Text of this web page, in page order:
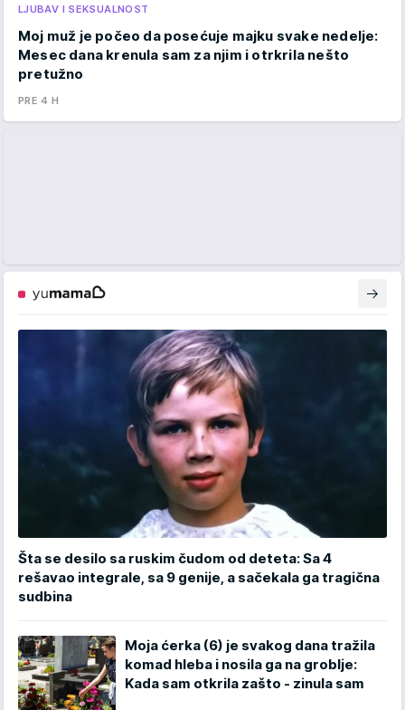
LJUBAV I SEKSUALNOST
Moj muž je počeo da posećuje majku svake nedelje:
Mesec dana krenula sam za njim i otrkrila nešto
pretužno
PRE 4 H
Šta se desilo sa ruskim čudom od deteta: Sa 4
rešavao integrale, sa 9 genije, a sačekala ga tragična
sudbina
Moja ćerka (6) je svakog dana tražila
komad hleba i nosila ga na groblje:
Kada sam otkrila zašto - zinula sam